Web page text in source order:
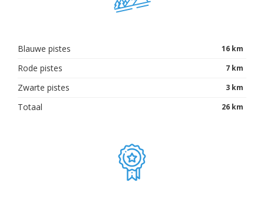
Blauwe pistes 16 km
Rode pistes 7 km
Zwarte pistes 3 km
Totaal 26 km